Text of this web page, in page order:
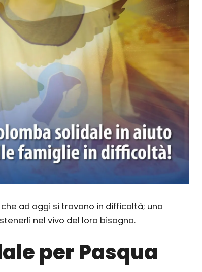
ad oggi si trovano in difficoltà; una
nel vivo del loro bisogno.
per Pasqua